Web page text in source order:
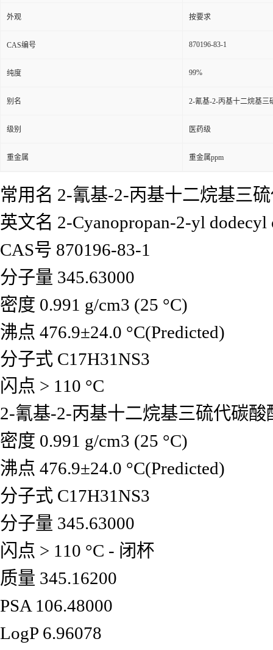
外观 按要求
CAS编号 870196-83-1
纯度 99%
别名 2-氰基-2-丙基十二烷基三
级别 医药级
重金属 重金属ppm
常用名 2-氰基-2-丙基十二烷基三
英文名 2-Cyanopropan-2-yl dodecyl
CAS号 870196-83-1
分子量 345.63000
密度 0.991 g/cm3 (25 °C)
沸点 476.9±24.0 °C(Predicted)
分子式 C17H31NS3
闪点 > 110 °C
2-氰基-2-丙基十二烷基三硫代碳
密度 0.991 g/cm3 (25 °C)
沸点 476.9±24.0 °C(Predicted)
分子式 C17H31NS3
分子量 345.63000
闪点 > 110 °C - 闭杯
质量 345.16200
PSA 106.48000
LogP 6.96078